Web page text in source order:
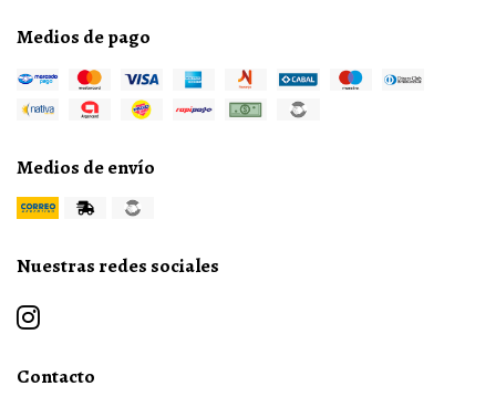
Medios de pago
Medios de envío
Nuestras redes sociales
Contacto